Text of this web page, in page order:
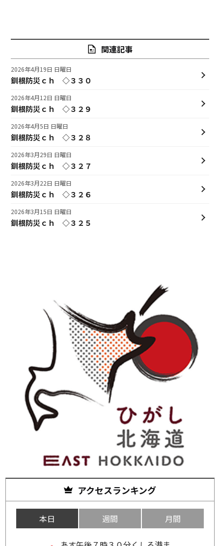
関連記事
釧根防災ｃｈ ◇３３０
2026年4月19日 日曜日
釧根防災ｃｈ ◇３２９
2026年4月12日 日曜日
釧根防災ｃｈ ◇３２８
2026年4月5日 日曜日
釧根防災ｃｈ ◇３２７
2026年3月29日 日曜日
釧根防災ｃｈ ◇３２６
2026年3月22日 日曜日
釧根防災ｃｈ ◇３２５
2026年3月15日 日曜日
アクセスランキング
本日 週間 月間